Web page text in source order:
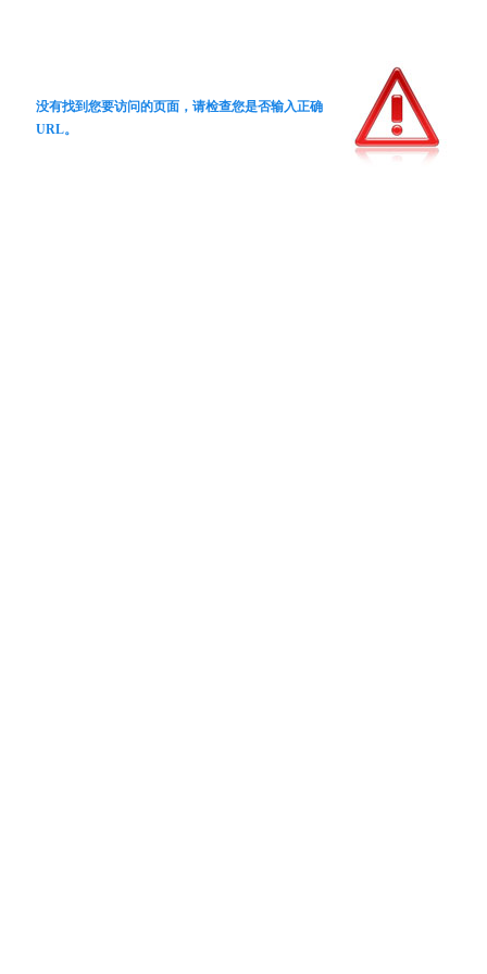
没有找到您要访问的页面，请检查您是否输入正确
URL。